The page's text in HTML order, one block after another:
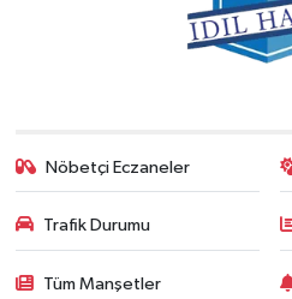
Nöbetçi Eczaneler
Trafik Durumu
Tüm Manşetler